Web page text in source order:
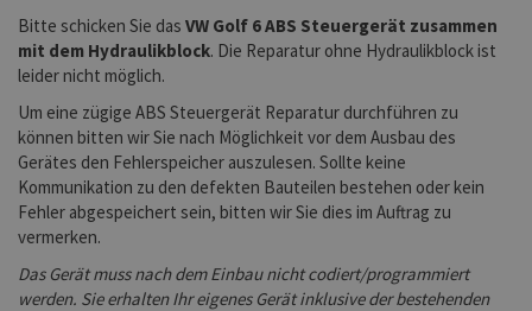
Bitte schicken Sie das VW Golf 6ABS Steuergerät zusammen
mit dem Hydraulikblock. Die Reparatur ohne Hydraulikblock ist
leider nicht möglich.
Um eine zügige ABS Steuergerät Reparatur durchführen zu
können bitten wir Sie nach Möglichkeit vor dem Ausbau des
Gerätes den Fehlerspeicher auszulesen. Sollte keine
Kommunikation zu den defekten Bauteilen bestehen oder kein
Fehler abgespeichert sein, bitten wir Sie dies im Auftrag zu
vermerken.
Das Gerät muss nach dem Einbau nicht codiert/programmiert
werden. Sie erhalten Ihr eigenes Gerät inklusive der bestehenden